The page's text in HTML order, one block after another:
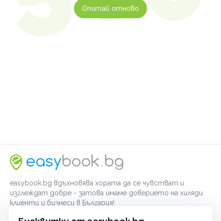
Опитай отново
easybook.bg вдъхновява хората да се чувстват и
изглеждат добре - затова имаме доверието на хиляди
клиенти и бизнеси в България!